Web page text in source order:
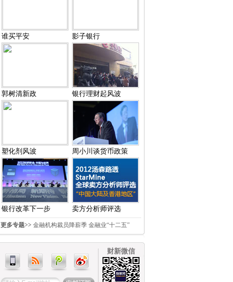
谁买平安 影子银行
郭树清新政 银行理财起风波
塑化剂风波 周小川谈货币政策
银行改革下一步 卖方分析师评选
更多专题>> 金融机构裁员降薪季 金融业“十二五”
财新微信